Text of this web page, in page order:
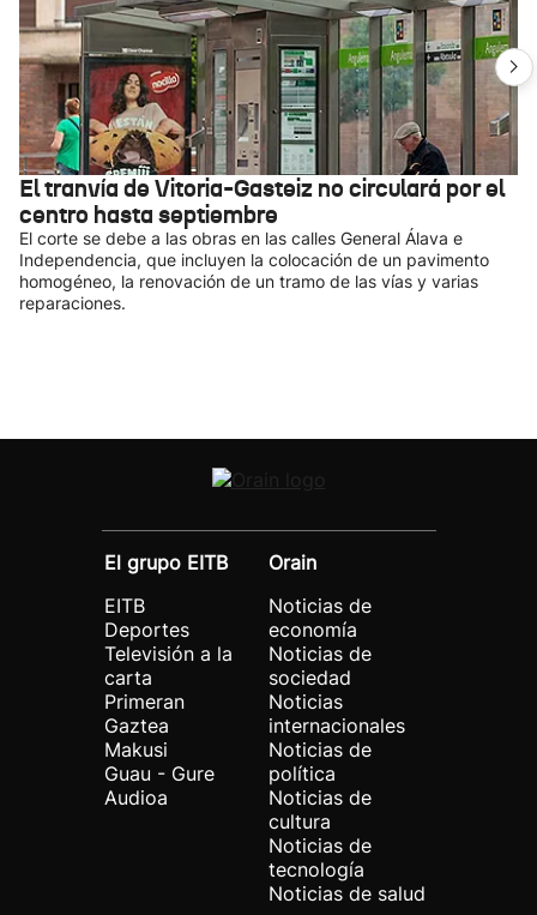
El tranvía de Vitoria-Gasteiz no circulará por el
centro hasta septiembre
El corte se debe a las obras en las calles General Álava e
Independencia, que incluyen la colocación de un pavimento
homogéneo, la renovación de un tramo de las vías y varias
reparaciones.
El grupo EITB
EITB
Deportes
Televisión a la
carta
Primeran
Gaztea
Makusi
Guau - Gure
Audioa
Orain
Noticias de
economía
Noticias de
sociedad
Noticias
internacionales
Noticias de
política
Noticias de
cultura
Noticias de
tecnología
Noticias de salud